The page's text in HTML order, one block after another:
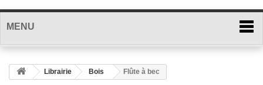
MENU
Librairie Bois Flûte à bec